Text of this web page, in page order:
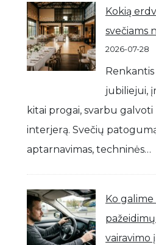
Kokią
svečiams
2026-07-28
jubiliejui,
kitai progai, svarbu
interjerą. Svečių
aptarnavimas, techninės…
Ko galime
vairavimo